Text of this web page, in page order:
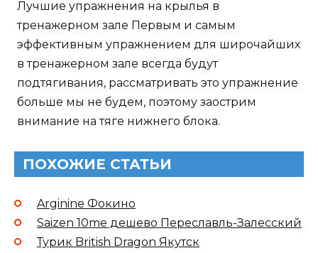
Лучшие упражнения на крылья в
тренажерном зале Первым и самым
эффективным упражнением для широчайших
в тренажерном зале всегда будут
подтягивания, рассматривать это упражнение
больше мы не будем, поэтому заострим
внимание на тяге нижнего блока.
ПОХОЖИЕ СТАТЬИ
Arginine Фокино
Saizen 10me дешево Переславль-Залесский
Турик British Dragon Якутск